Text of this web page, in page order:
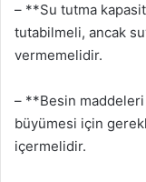
– **Su tutma
tutabilmeli, ancak
vermemelidir.
– **Besin maddeleri
büyümesi için
içermelidir.